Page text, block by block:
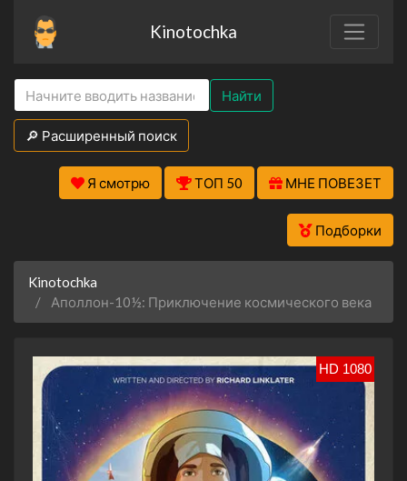
Kinotochka
Найти
🔎 Расширенный поиск
Я смотрю ТОП 50 МНЕ ПОВЕЗЕТ
Подборки
Kinotochka
Аполлон-10½: Приключение космического века
HD 1080